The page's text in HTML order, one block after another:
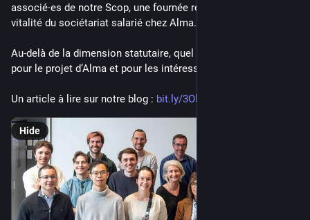
associé·es de notre Scop, une fournée record démontrant la
vitalité du sociétariat salarié chez Alma.
Au-delà de la dimension statutaire, quel sens celui-ci revêt-il
pour le projet d’Alma et pour les intéressé·es ?
Un article à lire sur notre blog : bit.ly/3OlbAbr
Hide